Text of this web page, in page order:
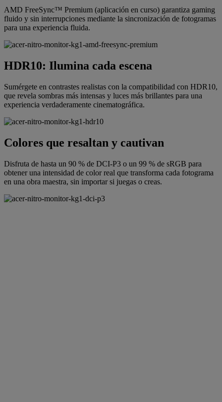
AMD FreeSync™ Premium (aplicación en curso) garantiza gaming
fluido y sin interrupciones mediante la sincronización de fotogramas
para una experiencia fluida.
HDR10: Ilumina cada escena
Sumérgete en contrastes realistas con la compatibilidad con HDR10,
que revela sombras más intensas y luces más brillantes para una
experiencia verdaderamente cinematográfica.
Colores que resaltan y cautivan
Disfruta de hasta un 90 % de DCI-P3 o un 99 % de sRGB para
obtener una intensidad de color real que transforma cada fotograma
en una obra maestra, sin importar si juegas o creas.